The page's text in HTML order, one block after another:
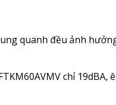
quanh đều ảnh
chỉ 19dBA,